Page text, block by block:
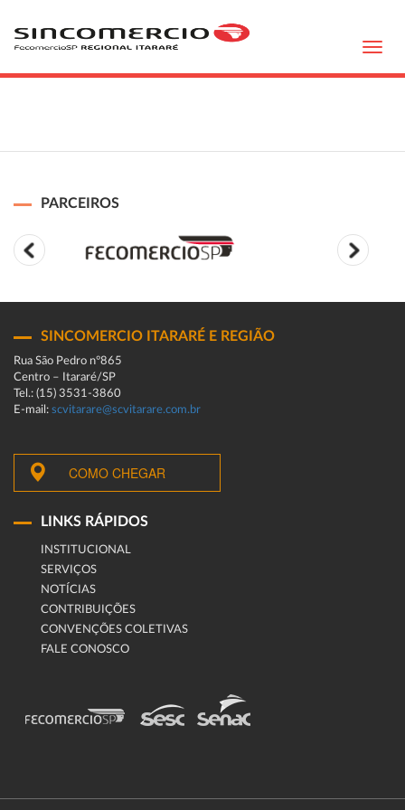
PARCEIROS
SINCOMERCIO ITARARÉ E REGIÃO
Rua São Pedro n°865
Centro – Itararé/SP
Tel.: (15) 3531-3860
E-mail: scvitarare@scvitarare.com.br
COMO CHEGAR
LINKS RÁPIDOS
INSTITUCIONAL
SERVIÇOS
NOTÍCIAS
CONTRIBUIÇÕES
CONVENÇÕES COLETIVAS
FALE CONOSCO